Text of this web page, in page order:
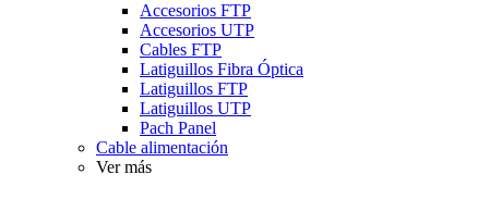
Accesorios FTP
Accesorios UTP
Cables FTP
Latiguillos Fibra Óptica
Latiguillos FTP
Latiguillos UTP
Pach Panel
Cable alimentación
Ver más